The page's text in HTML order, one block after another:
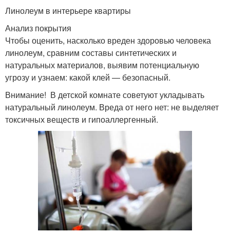
Линолеум в интерьере квартиры
Анализ покрытия
Чтобы оценить, насколько вреден здоровью человека
линолеум, сравним составы синтетических и
натуральных материалов, выявим потенциальную
угрозу и узнаем: какой клей — безопасный.
Внимание! В детской комнате советуют укладывать
натуральный линолеум. Вреда от него нет: не выделяет
токсичных веществ и гипоаллергенный.